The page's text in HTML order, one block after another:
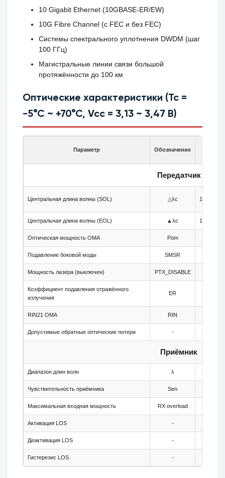
10 Gigabit Ethernet (10GBASE-ER/EW)
10G Fibre Channel (с FEC и без FEC)
Системы спектрального уплотнения DWDM (шаг
100 ГГц)
Магистральные линии связи большой
протяжённости до 100 км
Оптические характеристики (Tc =
-5°C ~ +70°C, Vcc = 3,13 ~ 3,47 В)
Параметр Обозначение
Передатчик
Центральная длина волны (SOL) △λc 1555.725
Центральная длина волны (EOL) ▲λc 1555.650
Оптическая мощность OMA Pom
Подавление боковой моды SMSR
Мощность лазера (выключен) PTX_DISABLE
Коэффициент подавления отражённого
излучения
ER
RIN21 OMA RIN
Допустимые обратные оптические потери -
Приёмник
Диапазон длин волн λ
Чувствительность приёмника Sen
Максимальная входная мощность RX overload
Активация LOS -
Деактивация LOS -
Гистерезис LOS -